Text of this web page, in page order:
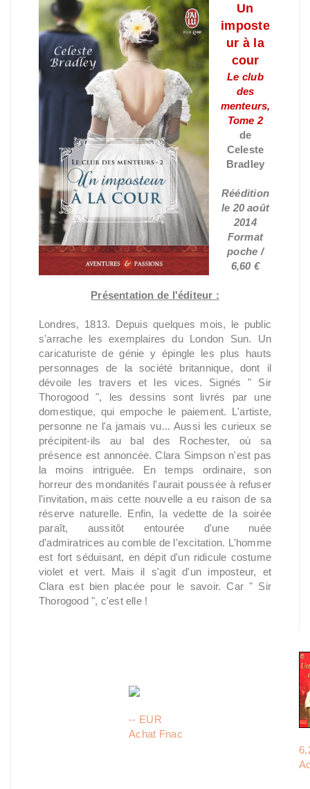
Un
imposte
ur à la
cour
Le club
des
menteurs,
Tome 2
de
Celeste
Bradley
Réédition
le 20 août
2014
Format
poche /
6,60 €
Présentation de l'éditeur :
Londres, 1813. Depuis quelques mois, le public
s'arrache les exemplaires du London Sun. Un
caricaturiste de génie y épingle les plus hauts
personnages de la société britannique, dont il
dévoile les travers et les vices. Signés " Sir
Thorogood ", les dessins sont livrés par une
domestique, qui empoche le paiement. L'artiste,
personne ne l'a jamais vu... Aussi les curieux se
précipitent-ils au bal des Rochester, où sa
présence est annoncée. Clara Simpson n'est pas
la moins intriguée. En temps ordinaire, son
horreur des mondanités l'aurait poussée à refuser
l'invitation, mais cette nouvelle a eu raison de sa
réserve naturelle. Enfin, la vedette de la soirée
paraît, aussitôt entourée d'une nuée
d'admiratrices au comble de l'excitation. L'homme
est fort séduisant, en dépit d'un ridicule costume
violet et vert. Mais il s'agit d'un imposteur, et
Clara est bien placée pour le savoir. Car " Sir
Thorogood ", c'est elle !
-- EUR
Achat Fnac